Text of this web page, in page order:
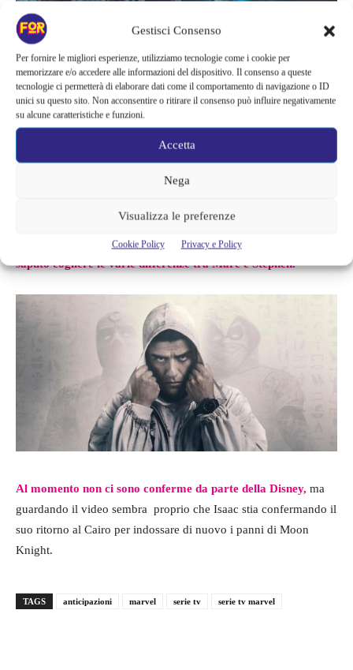
Gestisci Consenso
Per fornire le migliori esperienze, utilizziamo tecnologie come i cookie per
memorizzare e/o accedere alle informazioni del dispositivo. Il consenso a queste
tecnologie ci permetterà di elaborare dati come il comportamento di navigazione o ID
unici su questo sito. Non acconsentire o ritirare il consenso può influire negativamente
su alcune caratteristiche e funzioni.
Accetta
Nega
Visualizza le preferenze
Cookie Policy Privacy e Policy
Nonostante la presenza sullo schermo di un supereroe già
affermato, la serie nel suo complesso è stata accolta
positivamente, ottenendo un punteggio di pubblico del 91%. In
livello di intrigo e grinta al catalogo di supereroi di Disney+, il
tutto sostenuto da una potente interpretazione di
saputo cogliere le varie differenze tra Marc e Stephen.
Al momento non ci sono conferme da parte della Disney, ma
guardando il video sembra proprio che Isaac stia confermando il
suo ritorno al Cairo per indossare di nuovo i panni di Moon
Knight.
TAGS anticipazioni marvel serie tv serie tv marvel